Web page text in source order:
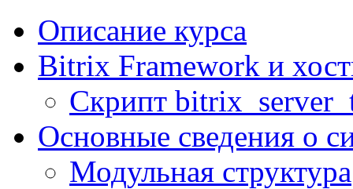
Описание курса
Bitrix Framework и
Скрипт
Основные сведения о
Модульная структура